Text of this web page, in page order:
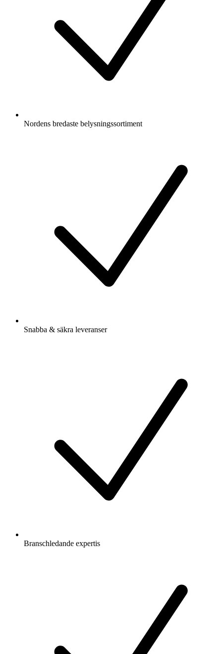
Nordens bredaste belysningssortiment
Snabba & säkra leveranser
Branschledande expertis